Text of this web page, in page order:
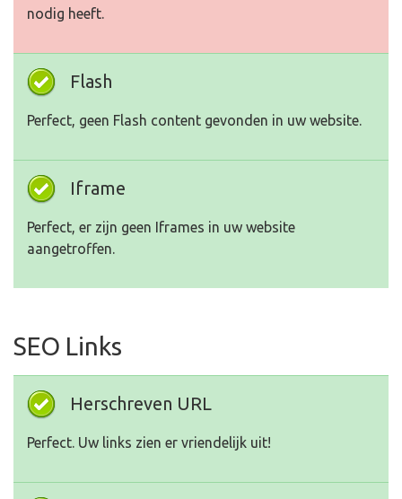
nodig heeft.
Flash
Perfect, geen Flash content gevonden in uw website.
Iframe
Perfect, er zijn geen Iframes in uw website
aangetroffen.
SEO Links
Herschreven URL
Perfect. Uw links zien er vriendelijk uit!